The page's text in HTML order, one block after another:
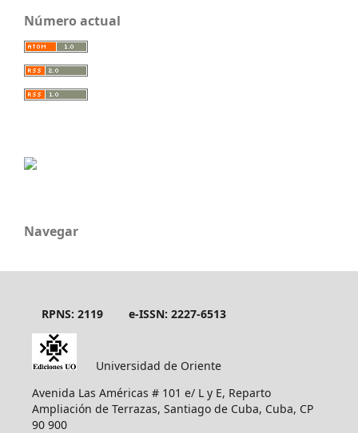
Número actual
Navegar
RPNS: 2119 e-ISSN: 2227-6513
Universidad de Oriente
Avenida Las Américas # 101 e/ L y E, Reparto
Ampliación de Terrazas, Santiago de Cuba, Cuba, CP
90 900